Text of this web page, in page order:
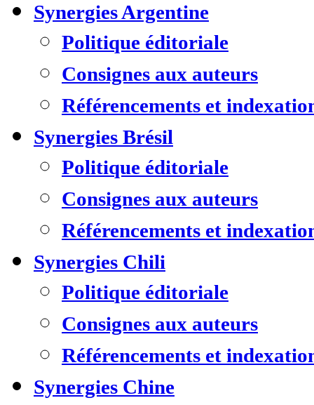
Synergies Argentine
Politique éditoriale
Consignes aux auteurs
Référencements et
Synergies Brésil
Politique éditoriale
Consignes aux auteurs
Référencements et
Synergies Chili
Politique éditoriale
Consignes aux auteurs
Référencements et
Synergies Chine